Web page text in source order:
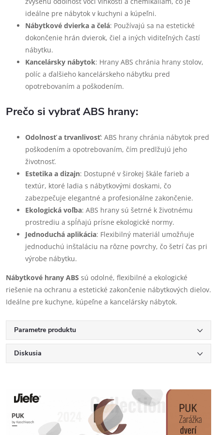
ideálne pre nábytok v kuchyni a kúpeľni.
Nábytkové dvierka a čelá: Používajú sa na estetické
dokončenie hrán dvierok, čiel a iných viditeľných častí
nábytku.
Kancelársky nábytok: Hrany ABS chránia hrany stolov,
políc a ďalšieho kancelárskeho nábytku pred
opotrebovaním a poškodením.
Prečo si vybrať ABS hrany:
Odolnosť a trvanlivosť: ABS hrany chránia nábytok pred
poškodením a opotrebovaním, čím predlžujú jeho
životnosť.
Estetika a dizajn: Dostupné v širokej škále farieb a
textúr, ktoré ladia s nábytkovými doskami, čo
zabezpečuje elegantné a profesionálne zakončenie.
Ekologická voľba: ABS hrany sú šetrné k životnému
prostrediu a spĺňajú prísne ekologické normy.
Jednoduchá aplikácia: Flexibilný materiál umožňuje
jednoduchú inštaláciu na rôzne povrchy, čo šetrí čas pri
výrobe nábytku.
Nábytkové hrany ABS sú odolné, flexibilné a ekologické
riešenie na ochranu a estetické zakončenie nábytkových dielov.
Ideálne pre kuchyne, kúpeľne a kancelársky nábytok.
Parametre produktu
Diskusia